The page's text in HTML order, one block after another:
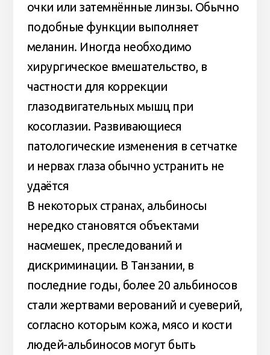
очки или затемнённые линзы. Обычно
подобные функции выполняет
меланин. Иногда необходимо
хирургическое вмешательство, в
частности для коррекции
глазодвигательных мышц при
косоглазии. Развивающиеся
патологические изменения в сетчатке
и нервах глаза обычно устранить не
удаётся
В некоторых странах, альбиносы
нередко становятся объектами
насмешек, преследований и
дискриминации. В Танзании, в
последние годы, более 20 альбиносов
стали жертвами верований и суеверий,
согласно которым кожа, мясо и кости
людей-альбиносов могут быть